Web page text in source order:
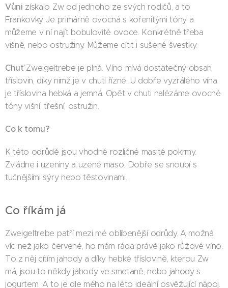
Vůni získalo Zw od jednoho ze svých rodičů, a to
Frankovky. Je primárně ovocná s kořenitými tóny a
můžeme v ní najít bobulovité ovoce. Konkrétně třeba
višně, nebo ostružiny. Můžeme cítit i sušené švestky.
ChuťZweigeltrebe je plná. Víno mívá dostatečný obsah
tříslovin, díky nimž je v chuti řízné. U dobře vyzrálého vína
je tříslovina hebká a jemná. Opět v chuti nalézáme ovocné
tóny višní, třešní, ostružin.
Co k tomu?
K této odrůdě jsou vhodné rozličné masité pokrmy.
Zvládne i uzeniny a uzené maso. Dobře se snoubí s
tučnějšími sýry nebo těstovinami.
Co říkám já
Zweigeltrebe patří mezi mé oblíbenější odrůdy. A možná
víc než jako červené, ho mám ráda právě jako růžové víno.
To z něj cítím jahody a díky hebké tříslovině, kterou Zw
má, jsou to někdy jahody ve smetaně, nebo jahody s
jogurtem. A to je dle mého na léto ideální osvěžující nápoj.